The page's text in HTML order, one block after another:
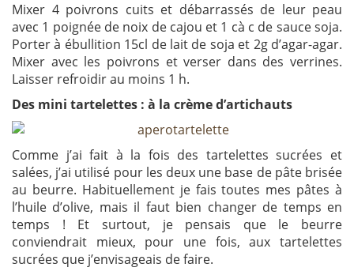
Mixer 4 poivrons cuits et débarrassés de leur peau
avec 1 poignée de noix de cajou et 1 cà c de sauce soja.
Porter à ébullition 15cl de lait de soja et 2g d’agar-agar.
Mixer avec les poivrons et verser dans des verrines.
Laisser refroidir au moins 1 h.
Des mini tartelettes : à la crème d’artichauts
Comme j’ai fait à la fois des tartelettes sucrées et
salées, j’ai utilisé pour les deux une base de pâte brisée
au beurre. Habituellement je fais toutes mes pâtes à
l’huile d’olive, mais il faut bien changer de temps en
temps ! Et surtout, je pensais que le beurre
conviendrait mieux, pour une fois, aux tartelettes
sucrées que j’envisageais de faire.